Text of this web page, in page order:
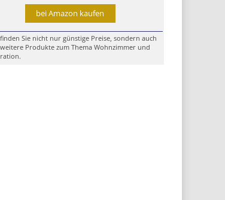
bei Amazon kaufen
Sie nicht nur günstige Preise, sondern auch
Produkte zum Thema Wohnzimmer und